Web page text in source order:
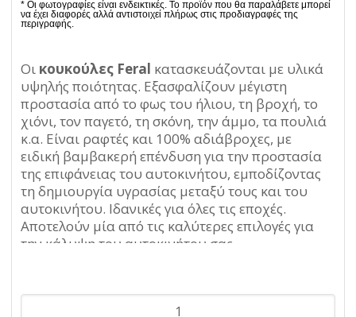
Οι κουκούλες Feral κατασκευάζονται με υλικά
υψηλής ποιότητας. Εξασφαλίζουν μέγιστη
προστασία από το φως του ήλιου, τη βροχή, το
χιόνι, τον παγετό, τη σκόνη, την άμμο, τα πουλιά
κ.α. Είναι ραφτές και 100% αδιάβροχες, με
ειδική βαμβακερή επένδυση για την προστασία
της επιφάνειας του αυτοκινήτου, εμποδίζοντας
τη δημιουργία υγρασίας μεταξύ τους και του
αυτοκινήτου. Ιδανικές για όλες τις εποχές.
Αποτελούν μία από τις καλύτερες επιλογές για
την κάλυψη του αυτοκινήτου σας.